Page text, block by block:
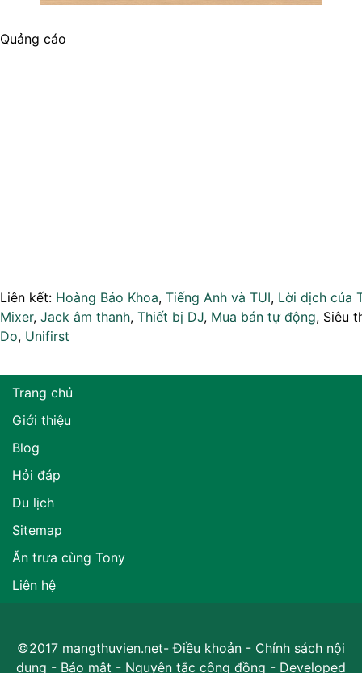
Quảng cáo
Liên kết: Hoàng Bảo Khoa, Tiếng Anh và TUI, Lời dịch của
Mixer, Jack âm thanh, Thiết bị DJ, Mua bán tự động, Siêu
Do, Unifirst
Trang chủ
Giới thiệu
Blog
Hỏi đáp
Du lịch
Sitemap
Ăn trưa cùng Tony
Liên hệ
©2017 mangthuvien.net-Điều khoản - Chính sách nội
dung - Bảo mật - Nguyên tắc cộng đồng - Developed